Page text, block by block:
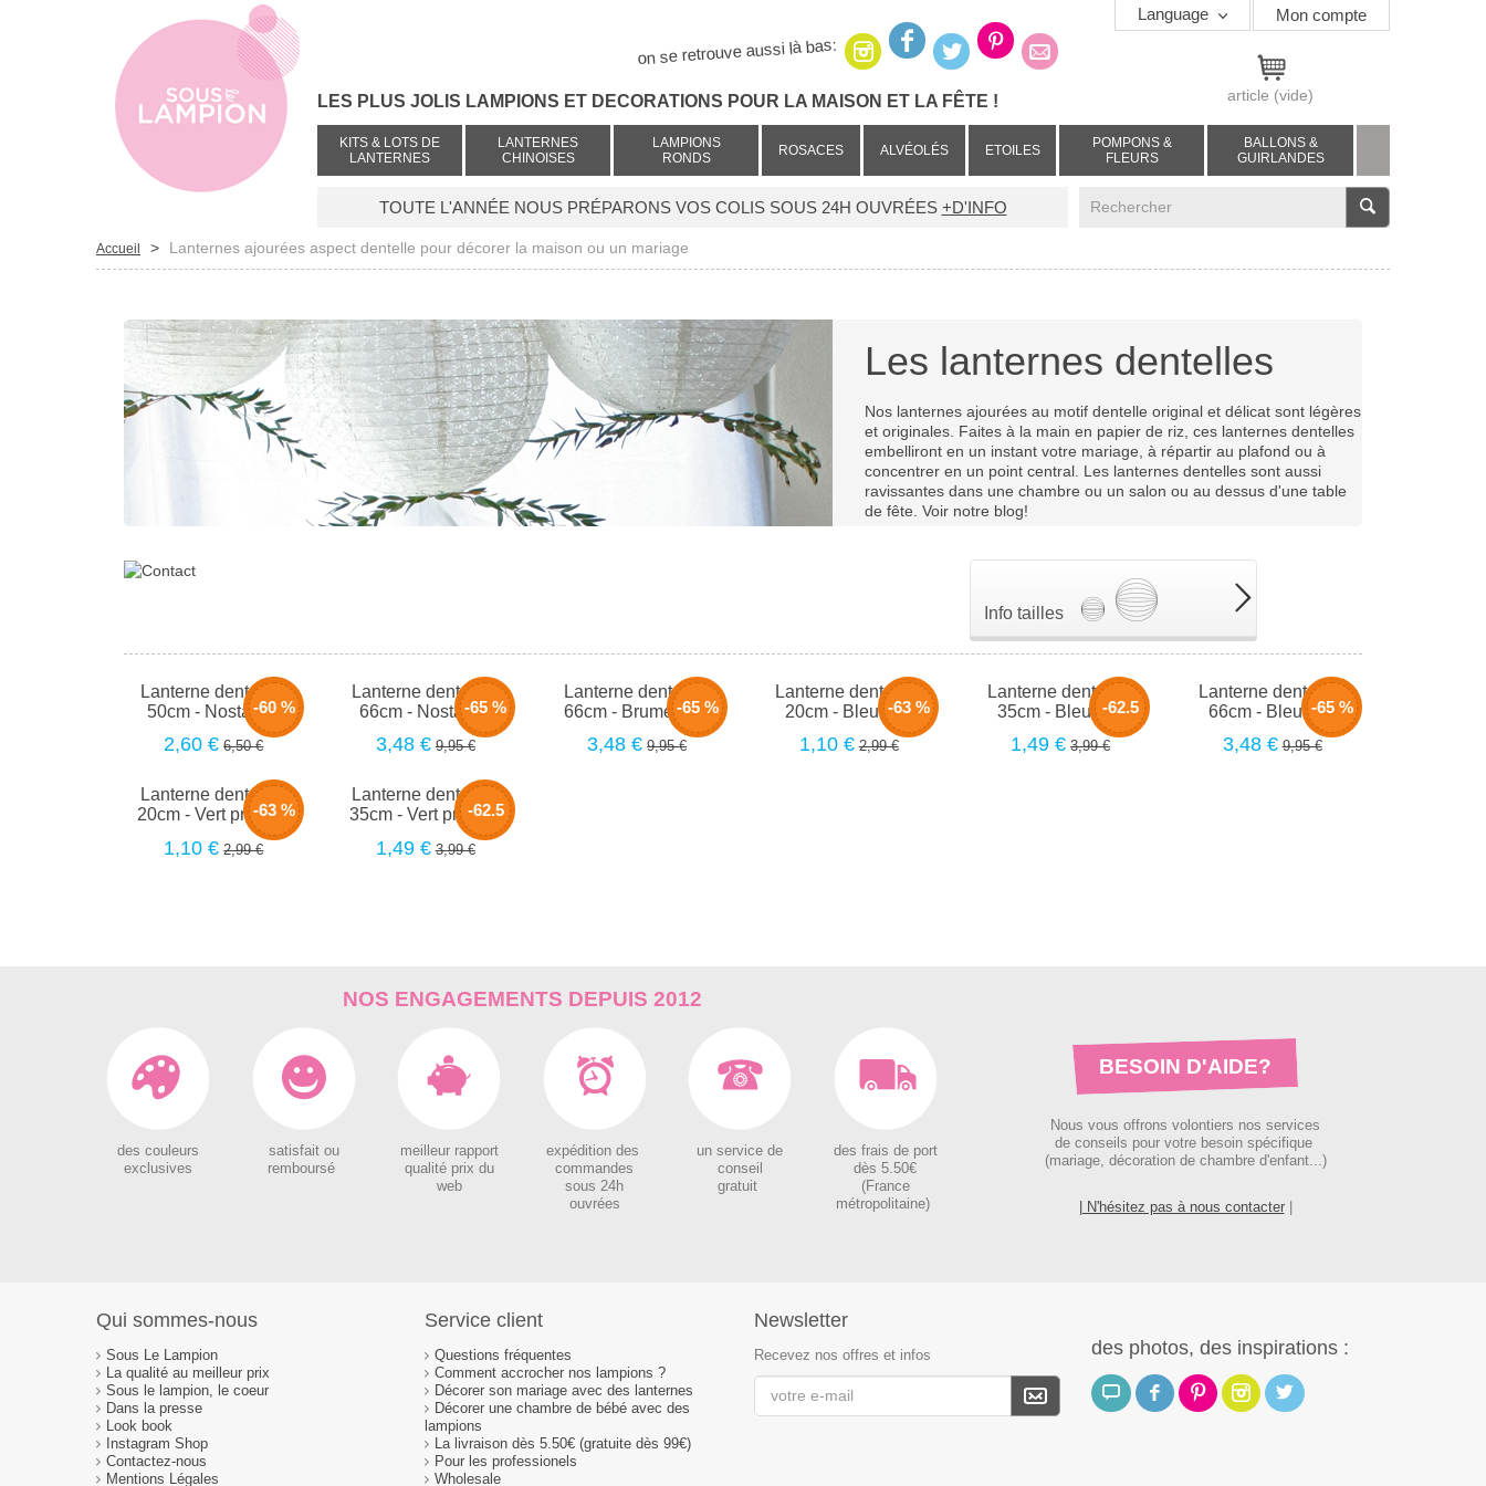
Mon compte
Language
on se retrouve aussi là bas:
LES PLUS JOLIS LAMPIONS ET DECORATIONS POUR LA MAISON ET LA FÊTE ! article (vide)
KITS & LOTS DE
LANTERNES
LANTERNES
CHINOISES
LAMPIONS
RONDS
ROSACES ALVÉOLÉS ETOILES
POMPONS &
FLEURS
BALLONS &
GUIRLANDES
TOUTE L'ANNÉE NOUS PRÉPARONS VOS COLIS SOUS 24H OUVRÉES +D'INFO V
Accueil > Lanternes ajourées aspect dentelle pour décorer la maison ou un mariage
Les lanternes dentelles
Nos lanternes ajourées au motif dentelle original et délicat sont légères
et originales. Faites à la main en papier de riz, ces lanternes dentelles
embelliront en un instant votre mariage, à répartir au plafond ou à
concentrer en un point central. Les lanternes dentelles sont aussi
ravissantes dans une chambre ou un salon ou au dessus d'une table
de fête.Voir notre blog!
Info tailles
-60 %
Lanterne dentelle -
50cm - Nostalgie
2,60 € 6,50 €
-65 %
Lanterne dentelle -
66cm - Nostalgie
3,48 € 9,95 €
-65 %
Lanterne dentelle -
66cm - Brume de...
3,48 € 9,95 €
-63 %
Lanterne dentelle -
20cm - Bleu nuit
1,10 € 2,99 €
-62.5
Lanterne dentelle -
35cm - Bleu nuit
1,49 € 3,99 €
-65 %
Lanterne dentelle -
66cm - Bleu nuit
3,48 € 9,95 €
-63 %
Lanterne dentelle -
20cm - Vert profond
1,10 € 2,99 €
-62.5
Lanterne dentelle -
35cm - Vert profond
1,49 € 3,99 €
NOS ENGAGEMENTS DEPUIS 2012
des couleurs
exclusives
satisfait ou
remboursé
meilleur rapport
qualité prix du
web
expédition des
commandes
sous 24h
ouvrées
un service de
conseil
gratuit
des frais de port
dès 5.50€
(France
métropolitaine)
BESOIN D'AIDE?
Nous vous offrons volontiers nos services
de conseils pour votre besoin spécifique
(mariage, décoration de chambre d'enfant...)
| N'hésitez pas à nous contacter|
Qui sommes-nous
Sous Le Lampion
La qualité au meilleur prix
Sous le lampion, le coeur
Dans la presse
Look book
Instagram Shop
Contactez-nous
Mentions Légales
Service client
Questions fréquentes
Comment accrocher nos lampions ?
Décorer son mariage avec des lanternes
Décorer une chambre de bébé avec des
lampions
La livraison dès 5.50€ (gratuite dès 99€)
Pour les professionels
Wholesale
Newsletter
Recevez nos offres et infos des photos, des inspirations :